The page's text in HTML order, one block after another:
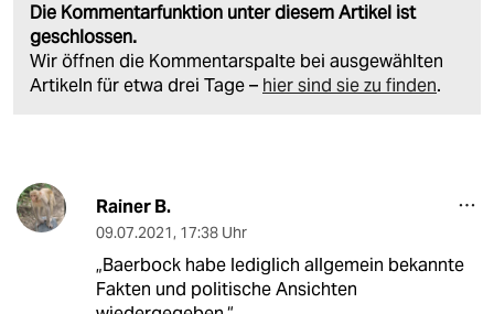
Die Kommentarfunktion unter diesem Artikel ist
geschlossen.
Wir öffnen die Kommentarspalte bei ausgewählten
Artikeln für etwa drei Tage – hier sind sie zu finden.
Rainer B.
09.07.2021, 17:38 Uhr
„Baerbock habe lediglich allgemein bekannte
Fakten und politische Ansichten